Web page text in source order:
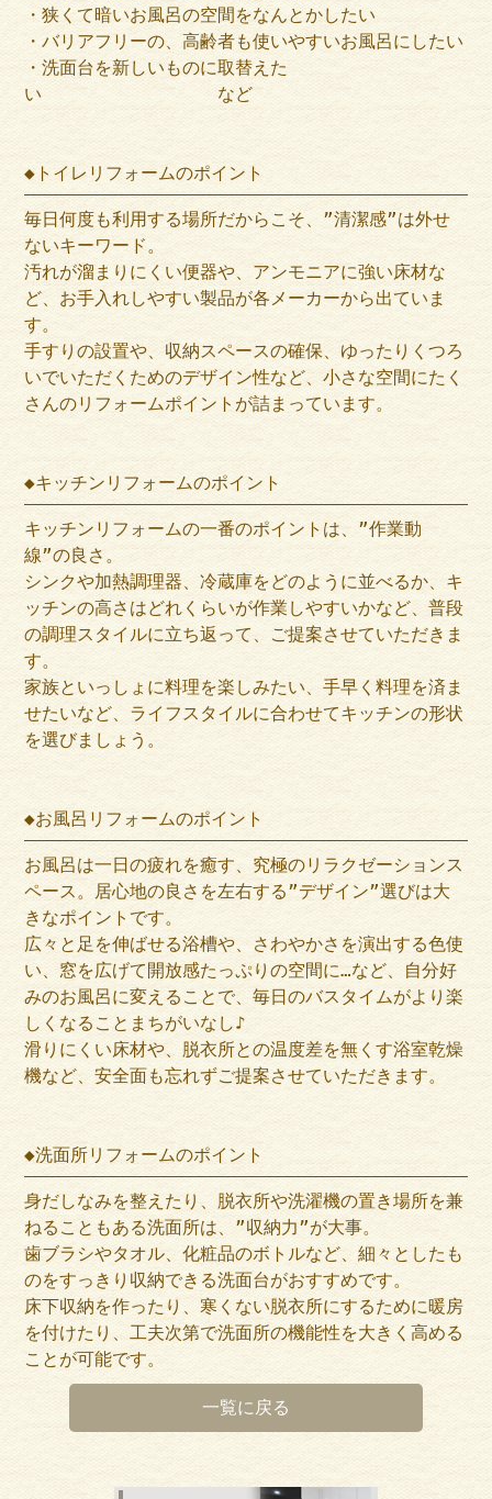
・狭くて暗いお風呂の空間をなんとかしたい
・バリアフリーの、高齢者も使いやすいお風呂にしたい
・洗面台を新しいものに取替えた
い など
◆トイレリフォームのポイント
毎日何度も利用する場所だからこそ、”清潔感”は外せ
ないキーワード。
汚れが溜まりにくい便器や、アンモニアに強い床材な
ど、お手入れしやすい製品が各メーカーから出ていま
す。
手すりの設置や、収納スペースの確保、ゆったりくつろ
いでいただくためのデザイン性など、小さな空間にたく
さんのリフォームポイントが詰まっています。
◆キッチンリフォームのポイント
キッチンリフォームの一番のポイントは、”作業動
線”の良さ。
シンクや加熱調理器、冷蔵庫をどのように並べるか、キ
ッチンの高さはどれくらいが作業しやすいかなど、普段
の調理スタイルに立ち返って、ご提案させていただきま
す。
家族といっしょに料理を楽しみたい、手早く料理を済ま
せたいなど、ライフスタイルに合わせてキッチンの形状
を選びましょう。
◆お風呂リフォームのポイント
お風呂は一日の疲れを癒す、究極のリラクゼーションス
ペース。居心地の良さを左右する”デザイン”選びは大
きなポイントです。
広々と足を伸ばせる浴槽や、さわやかさを演出する色使
い、窓を広げて開放感たっぷりの空間に…など、自分好
みのお風呂に変えることで、毎日のバスタイムがより楽
しくなることまちがいなし♪
滑りにくい床材や、脱衣所との温度差を無くす浴室乾燥
機など、安全面も忘れずご提案させていただきます。
◆洗面所リフォームのポイント
身だしなみを整えたり、脱衣所や洗濯機の置き場所を兼
ねることもある洗面所は、”収納力”が大事。
歯ブラシやタオル、化粧品のボトルなど、細々としたも
のをすっきり収納できる洗面台がおすすめです。
床下収納を作ったり、寒くない脱衣所にするために暖房
を付けたり、工夫次第で洗面所の機能性を大きく高める
ことが可能です。
一覧に戻る